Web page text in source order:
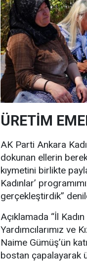
ÜRETİM
AK Parti Ankara
dokunan ellerin
kıymetini birlikte
Kadınlar’
gerçekleştirdik”
Açıklamada “İl
Yardımcılarımız ve
Naime Gümüş’ün
bostan çapalayarak